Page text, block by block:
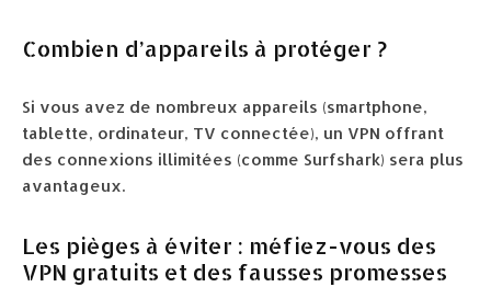
Combien d’appareils à protéger ?
Si vous avez de nombreux appareils (smartphone,
tablette, ordinateur, TV connectée), un VPN offrant
des connexions illimitées (comme Surfshark) sera plus
avantageux.
Les pièges à éviter : méfiez-vous des
VPN gratuits et des fausses promesses